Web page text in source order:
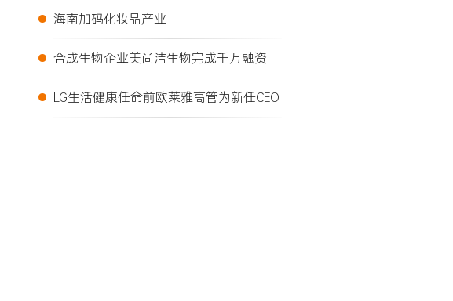
• 海南加码化妆品产业
• 合成生物企业美尚洁生物完成千万融资
• LG生活健康任命前欧莱雅高管为新任CEO